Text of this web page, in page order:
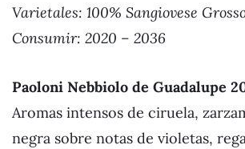
Varietales: 100% Sangiovese
Consumir: 2020 – 2036
Paoloni Nebbiolo de Guadalupe
Aromas intensos de ciruela,
negra sobre notas de violetas,